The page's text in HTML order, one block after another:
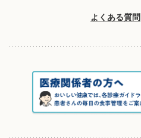
よくある質問